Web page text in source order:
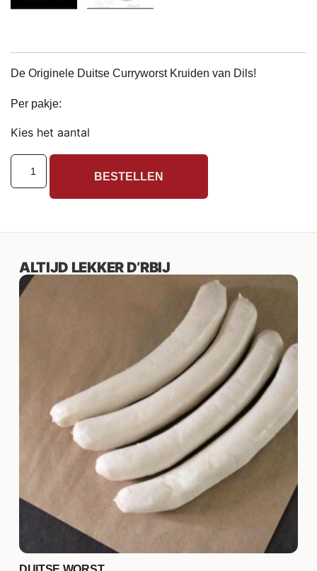
De Originele Duitse Curryworst Kruiden van Dils!
Per pakje:
Kies het aantal
BESTELLEN
ALTIJD LEKKER D’RBIJ